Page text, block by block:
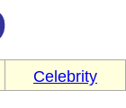
Celebrity